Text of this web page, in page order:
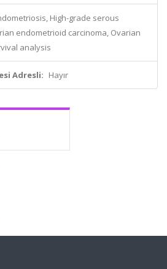
High-grade serous
endometrioid carcinoma, Ovarian
analysis
Adresli: Hayır